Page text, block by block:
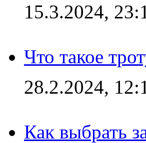
15.3.2024,
Что такое
28.2.2024,
Как выбрать